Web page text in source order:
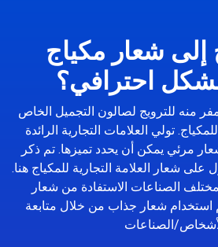
إلى شعار مكياج
احترافي؟
منه للترويج لصالون التجميل الخاص
تولي العلامات التجارية الرائدة
مرئي يمكن أن يحدد تميزها. تم ذكر
على شعار العلامة التجارية للمكياج هنا.
الصناعات الاستفادة من شعار
استخدام شعار جذاب من خلال متابعة